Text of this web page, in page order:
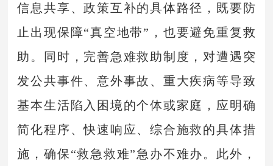
信息共享、政策互补的具体路径，既要防
止出现保障“真空地带”，也要避免重复救
助。同时，完善急难救助制度，对遭遇突
发公共事件、意外事故、重大疾病等导致
基本生活陷入困境的个体或家庭，应明确
简化程序、快速响应、综合施救的具体措
施，确保“救急救难”急办不难办。此外，